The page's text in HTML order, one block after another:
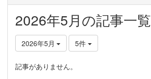
2026年5月の記事一覧
2026年5月 5件
記事がありません。